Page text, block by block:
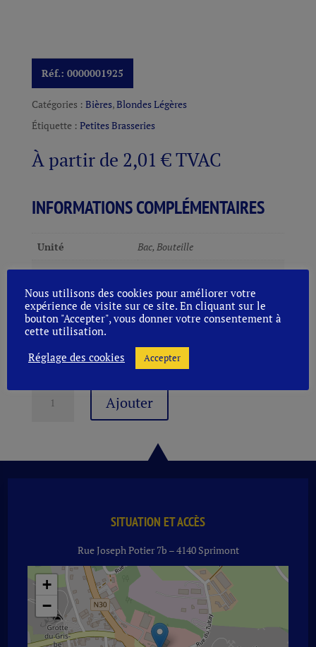
Réf.: 0000001925
Catégories : Bières,Blondes Légères
Étiquette : Petites Brasseries
À partir de 2,01€TVAC
INFORMATIONS COMPLÉMENTAIRES
Unité
Bac, Bouteille
Conditionnement
0,33L. ET 0,375L.
Vidanges:0,10€
quantité
Ajouter
SITUATION ET ACCÈS
Rue Joseph Potier 7b – 4140 Sprimont
+
−
Nous utilisons des cookies pour améliorer votre
expérience de visite sur ce site. En cliquant sur le
bouton "Accepter", vous donner votre consentement à
cette utilisation.
Réglage des cookies
Accepter